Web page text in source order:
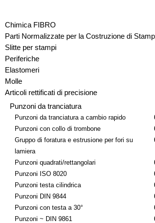
Chimica FIBRO
Parti Normalizzate per la Costruzione di
Slitte per stampi
Periferiche
Elastomeri
Molle
Articoli rettificati di precisione
Punzoni da tranciatura
Punzoni da tranciatura a cambio rapido
Punzoni con collo di trombone
Gruppo di foratura e estrusione per fori su
lamiera
Punzoni quadrati/rettangolari
Punzoni ISO 8020
Punzoni testa cilindrica
Punzoni DIN 9844
Punzoni con testa a 30°
Punzoni ~ DIN 9861